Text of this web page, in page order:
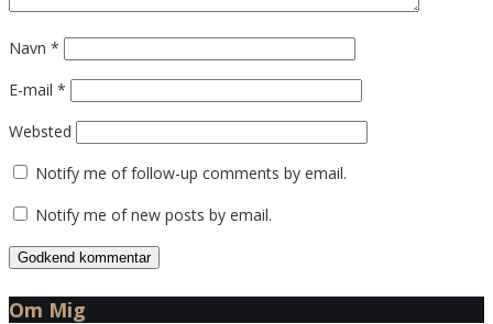
Navn *
E-mail *
Websted
Notify me of follow-up comments by email.
Notify me of new posts by email.
Om Mig